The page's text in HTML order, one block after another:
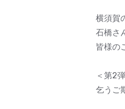
横須賀
石橋さ
皆様の
＜第2
乞うご